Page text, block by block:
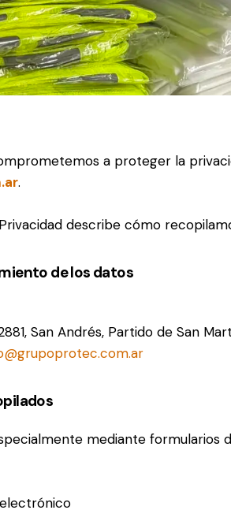
a proteger la
.
describe cómo
de los datos
San Andrés, Partido de San
mediante